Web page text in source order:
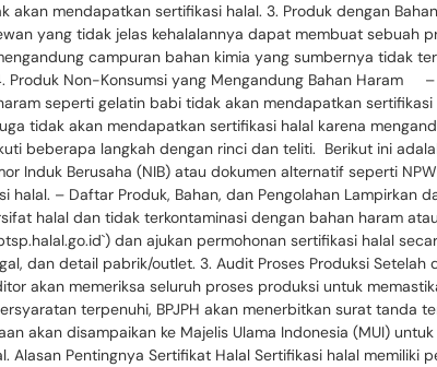
akan mendapatkan sertifikasi halal. 3. Produk dengan
yang tidak jelas kehalalannya dapat membuat sebuah
campuran bahan kimia yang sumbernya tidak
Produk Non-Konsumsi yang Mengandung Bahan Haram
seperti gelatin babi tidak akan mendapatkan
tidak akan mendapatkan sertifikasi halal karena
beberapa langkah dengan rinci dan teliti. Berikut ini
Induk Berusaha (NIB) atau dokumen alternatif seperti
halal. – Daftar Produk, Bahan, dan Pengolahan
halal dan tidak terkontaminasi dengan bahan haram
dan ajukan permohonan sertifikasi halal
dan detail pabrik/outlet. 3. Audit Proses Produksi Setelah
akan memeriksa seluruh proses produksi untuk
terpenuhi, BPJPH akan menerbitkan surat tanda
akan disampaikan ke Majelis Ulama Indonesia (MUI)
Alasan Pentingnya Sertifikat Halal Sertifikasi halal